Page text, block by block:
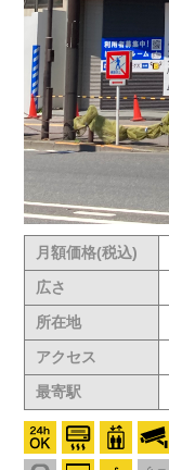
月額価格(税込)
広さ
所在地
アクセス
最寄駅